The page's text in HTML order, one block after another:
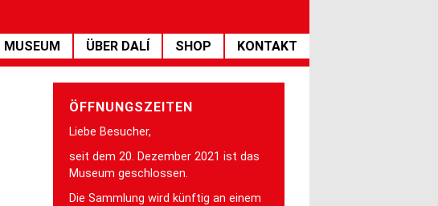
MUSEUM ÜBER DALÍ SHOP KONTAKT
ÖFFNUNGSZEITEN
Liebe Besucher,
seit dem 20. Dezember 2021 ist das
Museum geschlossen.
Die Sammlung wird künftig an einem